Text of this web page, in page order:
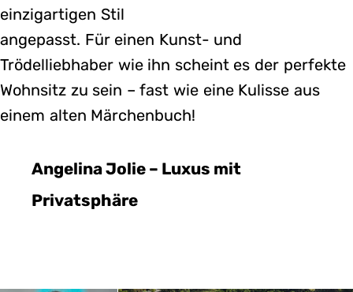
einzigartigen Stil
angepasst. Für einen Kunst- und
Trödelliebhaber wie ihn scheint es der perfekte
Wohnsitz zu sein – fast wie eine Kulisse aus
einem alten Märchenbuch!
Angelina Jolie – Luxus mit
Privatsphäre